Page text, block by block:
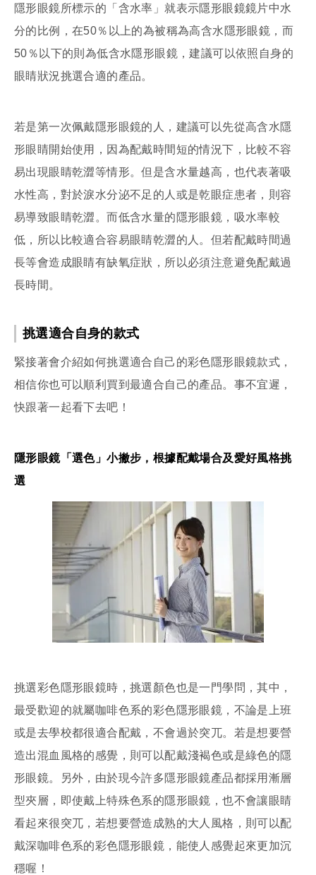
隱形眼鏡所標示的「含水率」就表示隱形眼鏡鏡片中水
分的比例，在50％以上的為被稱為高含水隱形眼鏡，而
50％以下的則為低含水隱形眼鏡，建議可以依照自身的
眼睛狀況挑選合適的產品。
若是第一次佩戴隱形眼鏡的人，建議可以先從高含水隱
形眼睛開始使用，因為配戴時間短的情況下，比較不容
易出現眼睛乾澀等情形。但是含水量越高，也代表著吸
水性高，對於淚水分泌不足的人或是乾眼症患者，則容
易導致眼睛乾澀。而低含水量的隱形眼鏡，吸水率較
低，所以比較適合容易眼睛乾澀的人。但若配戴時間過
長等會造成眼睛有缺氧症狀，所以必須注意避免配戴過
長時間。
挑選適合自身的款式
緊接著會介紹如何挑選適合自己的彩色隱形眼鏡款式，
相信你也可以順利買到最適合自己的產品。事不宜遲，
快跟著一起看下去吧！
隱形眼鏡「選色」小撇步，根據配戴場合及愛好風格挑
選
挑選彩色隱形眼鏡時，挑選顏色也是一門學問，其中，
最受歡迎的就屬咖啡色系的彩色隱形眼鏡，不論是上班
或是去學校都很適合配戴，不會過於突兀。若是想要營
造出混血風格的感覺，則可以配戴淺褐色或是綠色的隱
形眼鏡。另外，由於現今許多隱形眼鏡產品都採用漸層
型夾層，即使戴上特殊色系的隱形眼鏡，也不會讓眼睛
看起來很突兀，若想要營造成熟的大人風格，則可以配
戴深咖啡色系的彩色隱形眼鏡，能使人感覺起來更加沉
穩喔！